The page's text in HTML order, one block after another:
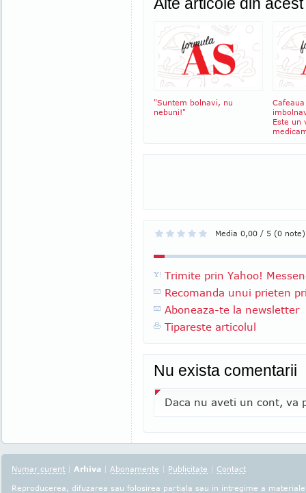
"Suntem bolnavi, nu
nebuni!"
Este un
Media 0,00 / 5 (0 note)
Trimite prin Yahoo!
Recomanda unui prieten
Aboneaza-te la newsletter
Tipareste articolul
Nu exista comentarii
Daca nu aveti un cont, va
Numar curent | Arhiva | Abonamente | Publicitate | Contact
Reproducerea, difuzarea sau folosirea partiala sau in intregime a